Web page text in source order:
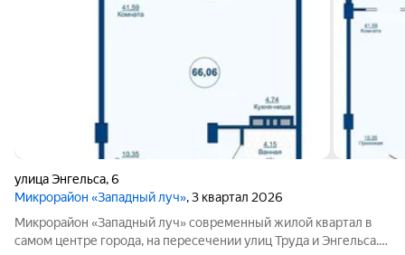
улица Энгельса,6
Микрорайон «Западный луч», 3 квартал 2026
Микрорайон «Западный луч» современный жилой квартал в
самом центре города, на пересечении улиц Труда и Энгельса.